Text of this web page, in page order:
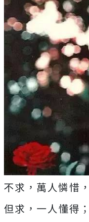
不求，萬人憐惜，
但求，一人懂得；